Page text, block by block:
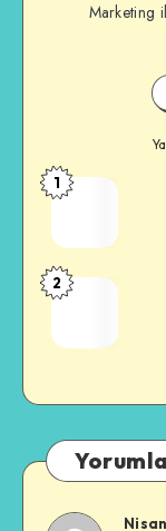
Marketing
Özkan
1
Özkan
2